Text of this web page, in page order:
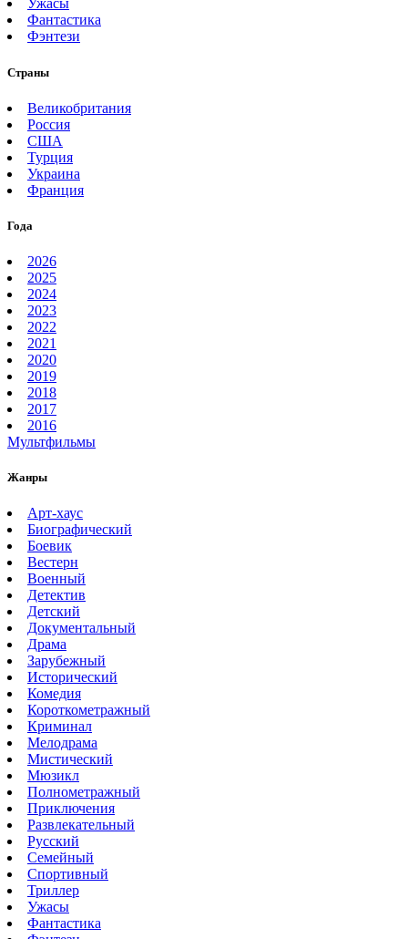
Ужасы
Фантастика
Фэнтези
Страны
Великобритания
Россия
США
Турция
Украина
Франция
Года
2026
2025
2024
2023
2022
2021
2020
2019
2018
2017
2016
Мультфильмы
Жанры
Арт-хаус
Биографический
Боевик
Вестерн
Военный
Детектив
Детский
Документальный
Драма
Зарубежный
Исторический
Комедия
Короткометражный
Криминал
Мелодрама
Мистический
Мюзикл
Полнометражный
Приключения
Развлекательный
Русский
Семейный
Спортивный
Триллер
Ужасы
Фантастика